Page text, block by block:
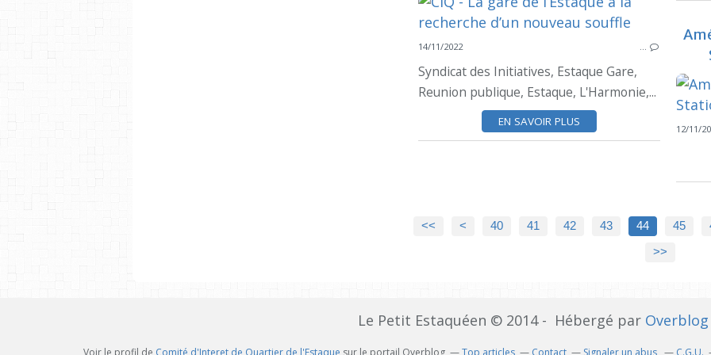
14/11/2022 …
Syndicat des Initiatives, Estaque Gare,
Reunion publique, Estaque, L'Harmonie,...
EN SAVOIR PLUS
12/11/
<< < 10
20
30
40 41 42 43 44 45
>>
Le Petit Estaquéen © 2014 - Hébergé par Overblog
Voir le profil de Comité d'Interet de Quartier de l'Estaque sur le portail Overblog Top articles Contact Signaler un abus C.G.U.